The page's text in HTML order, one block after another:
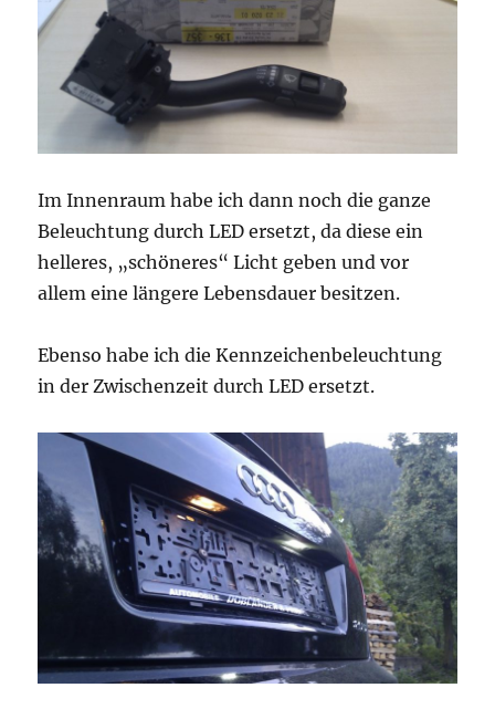
Im Innenraum habe ich dann noch die ganze
Beleuchtung durch LED ersetzt, da diese ein
helleres, „schöneres“ Licht geben und vor
allem eine längere Lebensdauer besitzen.
Ebenso habe ich die Kennzeichenbeleuchtung
in der Zwischenzeit durch LED ersetzt.